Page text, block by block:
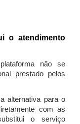
o atendimento
não se
prestado pelos
alternativa para o
com as
o serviço